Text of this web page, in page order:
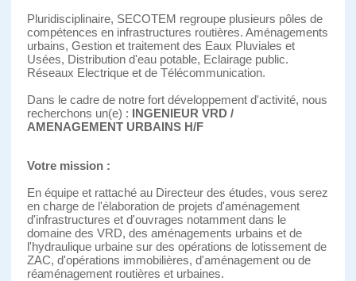
Pluridisciplinaire, SECOTEM regroupe plusieurs pôles de
compétences en infrastructures routières. Aménagements
urbains, Gestion et traitement des Eaux Pluviales et
Usées, Distribution d'eau potable, Eclairage public.
Réseaux Electrique et de Télécommunication.
Dans le cadre de notre fort développement d'activité, nous
recherchons un(e) : INGENIEUR VRD /
AMENAGEMENT URBAINS H/F
Votre mission :
En équipe et rattaché au Directeur des études, vous serez
en charge de l'élaboration de projets d'aménagement
d'infrastructures et d'ouvrages notamment dans le
domaine des VRD, des aménagements urbains et de
l'hydraulique urbaine sur des opérations de lotissement de
ZAC, d'opérations immobilières, d'aménagement ou de
réaménagement routières et urbaines.